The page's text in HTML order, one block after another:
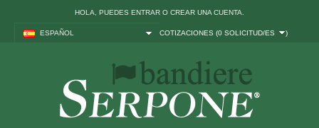
HOLA, PUEDES ENTRAR O CREAR UNA CUENTA
ESPAÑOL COTIZACIONES (0 SOLICITUD/ES )